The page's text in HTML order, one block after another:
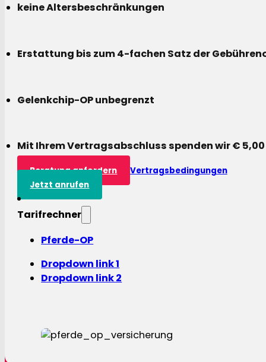
keine Altersbeschränkungen
Erstattung bis zum 4-fachen Satz der
Gelenkchip-OP unbegrenzt
Mit Ihrem Vertragsabschluss spenden wir €
Beratung anfordern
Vertragsbedingungen
Jetzt anrufen
Tarifrechner
Pferde-OP
Dropdown link 1
Dropdown link 2